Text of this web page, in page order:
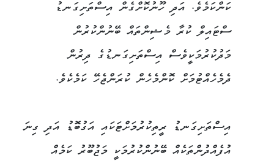
ކަންކަމެވެ. އަދި ހޫނުކޮށްގެން އިސްތަށިގަނޑު
ސްޓައިލް ކުރާ މެޝިންތައް ބޭނުންކުރުން
މަދުކުރުމަކީވެސް އިސްތަށިގަނޑުގެ ދިރުން
ދެމެހެއްޓުމަށް ކޮންމެހެން ކުރަންޖެހޭ ކަމެކެވެ.
އިސްތަށިގަނޑު ރީތިކުރުމަށްޓަކައި އަގުބޮޑު އަދި ގިނަ
އުފެއްދުންތަކެއް ބޭނުންކުރުމަކީ މަޖުބޫރު ކަމެއް